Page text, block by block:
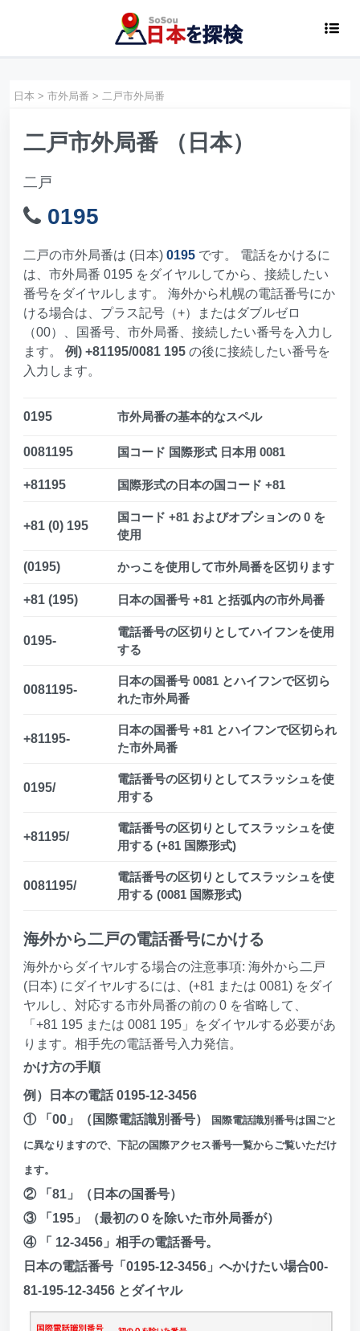
日本 > 市外局番 > 二戸市外局番
二戸市外局番 （日本）
二戸
0195
二戸の市外局番は (日本) 0195 です。 電話をかけるに
は、市外局番 0195 をダイヤルしてから、接続したい
番号をダイヤルします。 海外から札幌の電話番号にか
ける場合は、プラス記号（+）またはダブルゼロ
（00）、国番号、市外局番、接続したい番号を入力し
ます。 例) +81195/0081 195 の後に接続したい番号を
入力します。
0195 市外局番の基本的なスペル
0081195 国コード 国際形式 日本用 0081
+81195 国際形式の日本の国コード +81
+81 (0) 195
国コード +81 およびオプションの 0 を
使用
(0195) かっこを使用して市外局番を区切ります
+81 (195) 日本の国番号 +81 と括弧内の市外局番
0195-
電話番号の区切りとしてハイフンを使用
する
0081195-
日本の国番号 0081 とハイフンで区切ら
れた市外局番
+81195-
日本の国番号 +81 とハイフンで区切られ
た市外局番
0195/
電話番号の区切りとしてスラッシュを使
用する
+81195/
電話番号の区切りとしてスラッシュを使
用する (+81 国際形式)
0081195/
電話番号の区切りとしてスラッシュを使
用する (0081 国際形式)
海外から二戸の電話番号にかける
海外からダイヤルする場合の注意事項: 海外から二戸
(日本) にダイヤルするには、(+81 または 0081) をダイ
ヤルし、対応する市外局番の前の 0 を省略して、
「+81 195 または 0081 195」をダイヤルする必要があ
ります。相手先の電話番号入力発信。
かけ方の手順
例）日本の電話 0195-12-3456
① 「00」（国際電話識別番号）
国際電話識別番号は国ごと
に異なりますので、下記の国際アクセス番号一覧からご覧いただけ
ます。
② 「81」（日本の国番号）
③ 「195」（最初の０を除いた市外局番が）
④ 「 12-3456」相手の電話番号。
日本の電話番号「0195-12-3456」へかけたい場合00-
81-195-12-3456 とダイヤル